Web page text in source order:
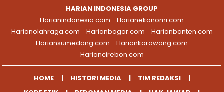
HARIAN INDONESIA GROUP
Harianindonesia.com
Harianekonomi.com
Harianolahraga.com
Harianbogor.com
Harianbanten.com
Hariansumedang.com
Hariankarawang.com
Hariancirebon.com
HOME HISTORI MEDIA
TIM REDAKSI